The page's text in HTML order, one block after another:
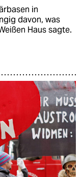
in
davon, was
Haus sagte.